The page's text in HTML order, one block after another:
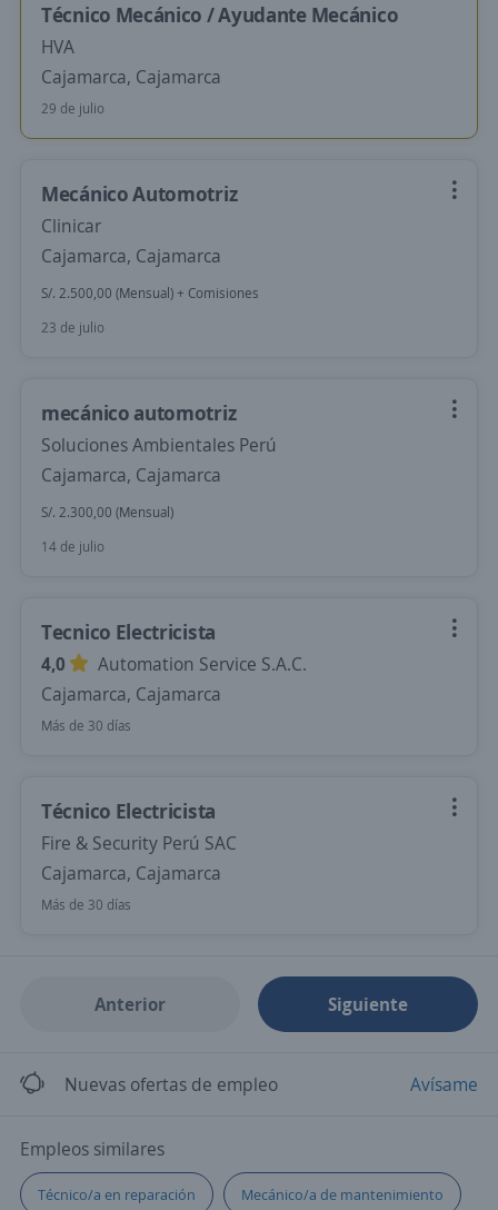
Técnico Mecánico / Ayudante Mecánico
HVA
Cajamarca, Cajamarca
29 de julio
Mecánico Automotriz
Clinicar
Cajamarca, Cajamarca
S/. 2.500,00 (Mensual) + Comisiones
23 de julio
mecánico automotriz
Soluciones Ambientales Perú
Cajamarca, Cajamarca
S/. 2.300,00 (Mensual)
14 de julio
Tecnico Electricista
4,0
Automation Service S.A.C.
Cajamarca, Cajamarca
Más de 30 días
Técnico Electricista
Fire & Security Perú SAC
Cajamarca, Cajamarca
Más de 30 días
Anterior Siguiente
Nuevas ofertas de empleo Avísame
Empleos similares
Técnico/a en reparación Mecánico/a de mantenimiento